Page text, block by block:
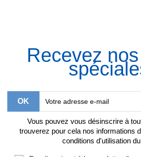
Recevez
Vous pouvez vous désinscrire à
trouverez pour cela nos informations
conditions d'utilisation